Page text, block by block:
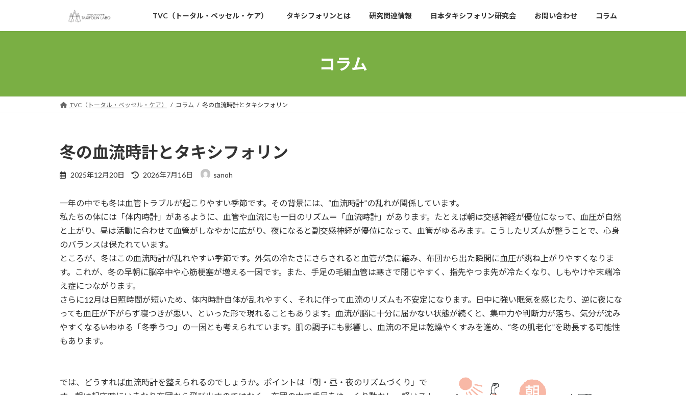
テ
ゲ
TVC（トータル・ベッセル・ケア） タキシフォリンとは 研究関連情報 日本タキシフォリン研究会 お問い合わせ コラム
コラム
TVC（トータル・ベッセル・ケア） コラム 冬の血流時計とタキシフォリン
冬の血流時計とタキシフォリン
2025年12月20日
最
新
日
時
:
2026年7月16日 sanoh
一年の中でも冬は血管トラブルが起こりやすい季節です。その背景には、“血流時計”の乱れが関係しています。
私たちの体には「体内時計」があるように、血管や血流にも一日のリズム＝「血流時計」があります。たとえば朝は交感神経が優位になって、血圧が自然
と上がり、昼は活動に合わせて血管がしなやかに広がり、夜になると副交感神経が優位になって、血管がゆるみます。こうしたリズムが整うことで、心身
のバランスは保たれています。
ところが、冬はこの血流時計が乱れやすい季節です。外気の冷たさにさらされると血管が急に縮み、布団から出た瞬間に血圧が跳ね上がりやすくなりま
す。これが、冬の早朝に脳卒中や心筋梗塞が増える一因です。また、手足の毛細血管は寒さで閉じやすく、指先やつま先が冷たくなり、しもやけや末端冷
え症につながります。
さらに12月は日照時間が短いため、体内時計自体が乱れやすく、それに伴って血流のリズムも不安定になります。日中に強い眠気を感じたり、逆に夜にな
っても血圧が下がらず寝つきが悪い、といった形で現れることもあります。血流が脳に十分に届かない状態が続くと、集中力や判断力が落ち、気分が沈み
やすくなる――いわゆる「冬季うつ」の一因とも考えられています。肌の調子にも影響し、血流の不足は乾燥やくすみを進め、“冬の肌老化”を助長する可能性
もあります。
では、どうすれば血流時計を整えられるのでしょうか。ポイントは「朝・昼・夜のリズムづくり」で